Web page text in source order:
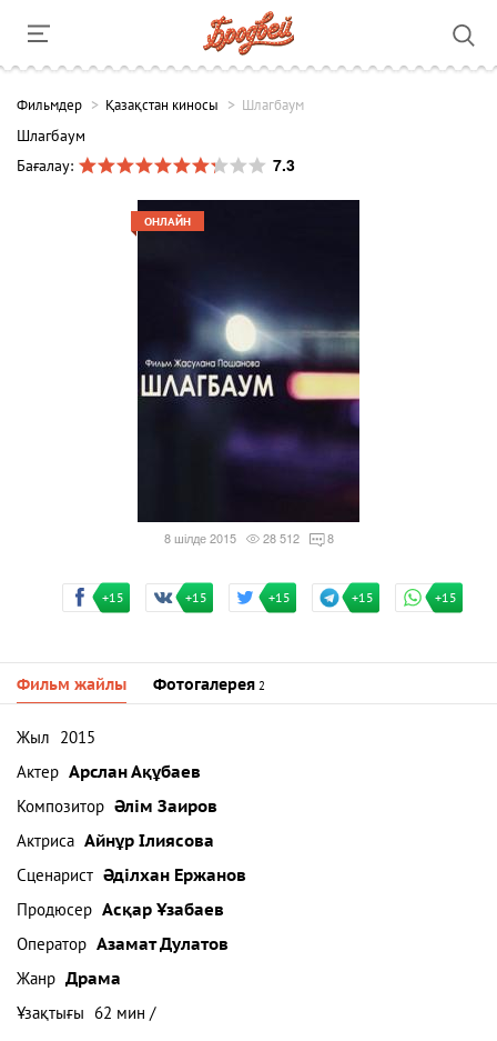
Фильмдер Қазақстан киносы Шлагбаум
Шлагбаум
Бағалау:
7.3
ОНЛАЙН
8 шілде 2015 28 512 8
+15 +15 +15 +15 +15
Фильм жайлы Фотогалерея 2
Жыл
2015
Актер Арслан Ақұбаев
Композитор Әлім Заиров
Актриса Айнұр Ілиясова
Сценарист Әділхан Ержанов
Продюсер Асқар Ұзабаев
Оператор Азамат Дулатов
Жанр Драма
Ұзақтығы
62 мин /